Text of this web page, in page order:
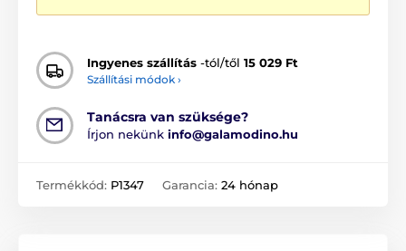
Ingyenes szállítás -tól/től 15 029 Ft
Szállítási módok ›
Tanácsra van szüksége?
Írjon nekünk info@galamodino.hu
Termékkód: P1347 Garancia: 24 hónap